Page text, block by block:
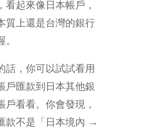
看起來像日本帳戶，
質上還是台灣的銀行
話，你可以試試看用
戶匯款到日本其他銀
戶看看。你會發現，
款不是「日本境內 →